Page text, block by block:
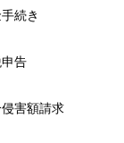
続き
告
害額請求